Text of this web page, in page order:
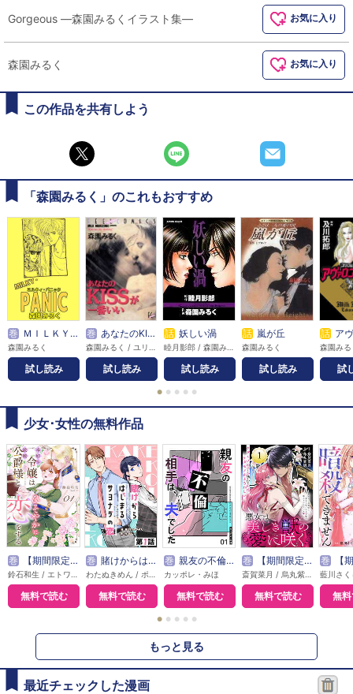
Gorgeous ―森園みるくイラスト集― お気に入り
森園みるく お気に入り
この作品を共有しよう
「森園みるく」のこれもおすすめ
巻 ＭＩＬＫＹ・ＰＡＮＩＣ
森園みるく
試し読み
巻 あなたのKISSが一番いい
試し読み
話 妖しい渦
試し読み
話 嵐が丘
森園みるく
試し読み
話 アヴァ
試
● ● ● ● ●
少女･女性の無料作品
巻 【期間限定無料】本好き令嬢は敏腕公爵様とひそやかに恋をする
無料で読む
巻 賭けからはじまるサヨナラの恋【単話版】
無料で読む
巻 親友の不倫相手は、夫でした【単話版】
カッポレ・みほ
無料で読む
巻 【期間限定無料】悪女は美しき獣の愛に咲く（単話版）
無料で読む
巻 【期間限定無料
無
● ● ● ● ●
もっと見る
最近チェックした漫画